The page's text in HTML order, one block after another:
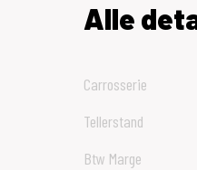
Alle
Carrosserie
Tellerstand
Btw Marge